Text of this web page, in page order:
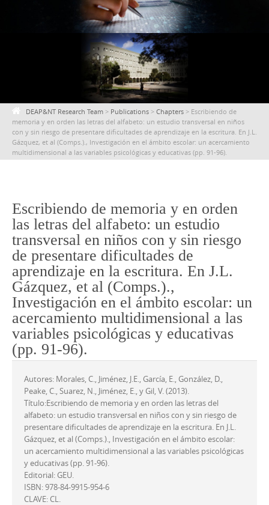
DEAP&NT Research Team > Publications > Chapters > Escribiendo de
memoria y en orden las letras del alfabeto: un estudio transversal en niños
con y sin riesgo de presentare dificultades de aprendizaje en la escritura. En J.L.
Gázquez, et al (Comps.)., Investigación en el ámbito escolar: un acercamiento
multidimensional a las variables psicológicas y educativas (pp. 91-96).
Escribiendo de memoria y en orden
las letras del alfabeto: un estudio
transversal en niños con y sin riesgo
de presentare dificultades de
aprendizaje en la escritura. En J.L.
Gázquez, et al (Comps.).,
Investigación en el ámbito escolar: un
acercamiento multidimensional a las
variables psicológicas y educativas
(pp. 91-96).
Autores: Morales, C., Jiménez, J.E., García, E., González, D.,
Peake, C., Suarez, N., Jiménez, E., y Gil, V. (2013).
Título:Escribiendo de memoria y en orden las letras del
alfabeto: un estudio transversal en niños con y sin riesgo de
presentare dificultades de aprendizaje en la escritura. En J.L.
Gázquez, et al (Comps.)., Investigación en el ámbito escolar:
un acercamiento multidimensional a las variables psicológicas
y educativas (pp. 91-96).
Editorial: GEU.
ISBN: 978-84-9915-954-6
CLAVE: CL.